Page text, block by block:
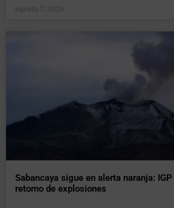
agosto 7, 2026
Sabancaya sigue en alerta naranja:
retorno de explosiones